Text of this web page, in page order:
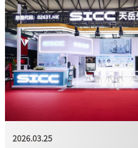
2026.03.25